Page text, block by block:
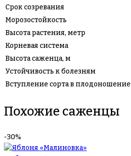
Срок созревания
Морозостойкость
Высота растения, метр
Корневая система
Высота саженца, м
Устойчивость к болезням
Вступление сорта в плодоношение
Похожие саженцы
-30%